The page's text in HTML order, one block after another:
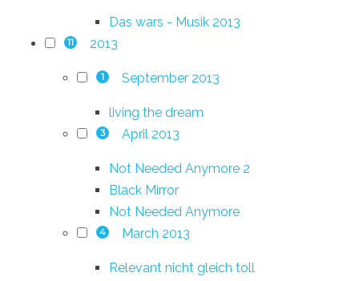
Das wars - Musik 2013
11 2013
1 September 2013
living the dream
3 April 2013
Not Needed Anymore 2
Black Mirror
Not Needed Anymore
4 March 2013
Relevant nicht gleich toll